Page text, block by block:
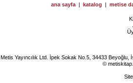
ana sayfa | katalog | metise
Metis Yayıncılık Ltd. İpek Sokak No.5, 34433
©